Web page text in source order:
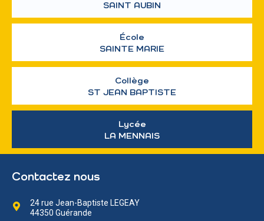
SAINT AUBIN
École
SAINTE MARIE
Collège
ST JEAN BAPTISTE
Lycée
LA MENNAIS
Contactez nous
24 rue Jean-Baptiste LEGEAY
44350 Guérande